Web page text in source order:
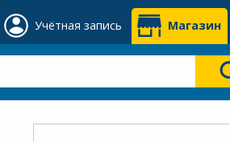
Учётная запись Магазин